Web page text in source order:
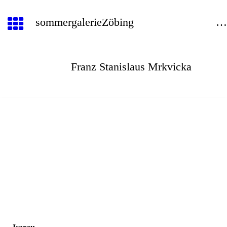
Franz Stanislaus Mrkvicka